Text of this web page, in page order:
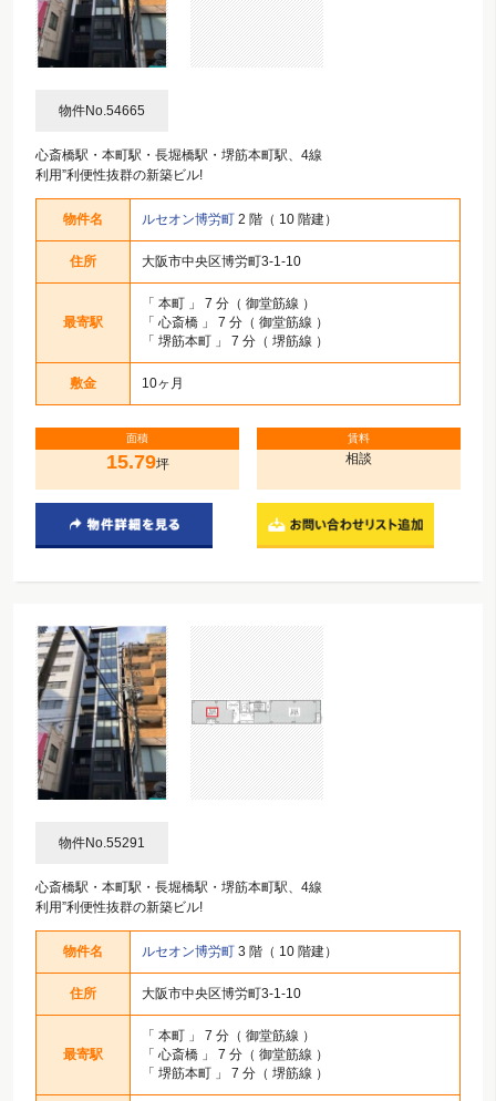
物件No.54665
心斎橋駅・本町駅・長堀橋駅・堺筋本町駅、4線
利用”利便性抜群の新築ビル!
物件名 ルセオン博労町 2 階（ 10 階建）
住所 大阪市中央区博労町3-1-10
最寄駅
「 本町 」 7 分（ 御堂筋線 ）
「 心斎橋 」 7 分（ 御堂筋線 ）
「 堺筋本町 」 7 分（ 堺筋線 ）
敷金 10ヶ月
面積
15.79坪
賃料
相談
物件No.55291
心斎橋駅・本町駅・長堀橋駅・堺筋本町駅、4線
利用”利便性抜群の新築ビル!
物件名 ルセオン博労町 3 階（ 10 階建）
住所 大阪市中央区博労町3-1-10
最寄駅
「 本町 」 7 分（ 御堂筋線 ）
「 心斎橋 」 7 分（ 御堂筋線 ）
「 堺筋本町 」 7 分（ 堺筋線 ）